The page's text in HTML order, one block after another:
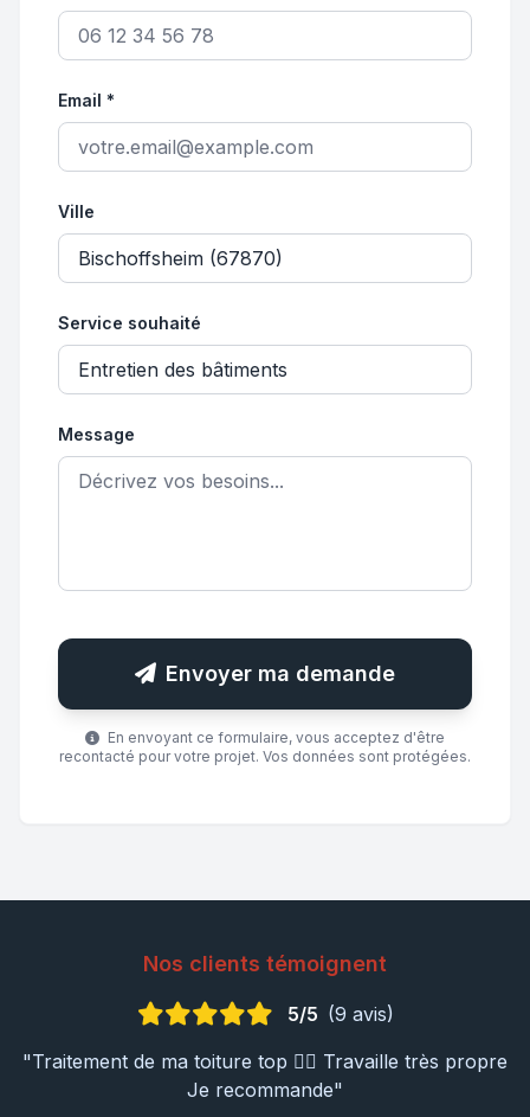
Email *
Ville
Service souhaité
Message
Envoyer ma demande
En envoyant ce formulaire, vous acceptez d'être
recontacté pour votre projet. Vos données sont protégées.
Nos clients témoignent
5/5 (9 avis)
"Traitement de ma toiture top 👍🏼 Travaille très propre
Je recommande"